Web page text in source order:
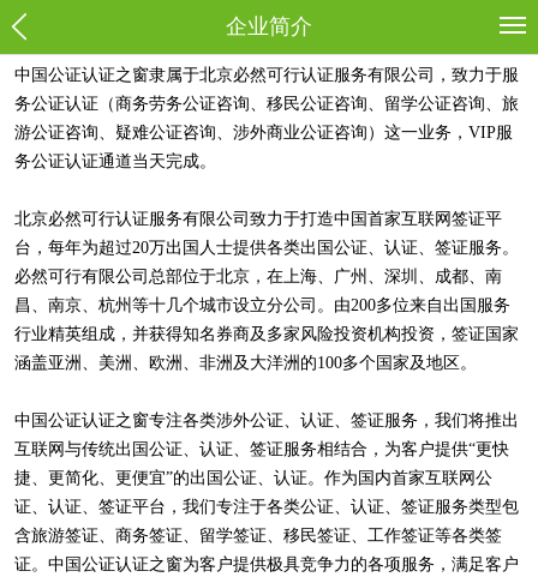
企业简介
中国公证认证之窗隶属于北京必然可行认证服务有限公司， 致力于服
务公证认证（商务劳务公证咨询、移民公证咨询、留学公证咨询、旅
游公证咨询、疑难公证咨询、涉外商业公证咨询）这一业务，VIP服
务公证认证通道当天完成。
北京必然可行认证服务有限公司致力于打造中国首家互联网签证平
台，每年为超过20万出国人士提供各类出国公证、认证、签证服务。
必然可行有限公司总部位于北京，在上海、广州、深圳、成都、南
昌、南京、杭州等十几个城市设立分公司。由200多位来自出国服务
行业精英组成，并获得知名券商及多家风险投资机构投资，签证国家
涵盖亚洲、美洲、欧洲、非洲及大洋洲的100多个国家及地区。
中国公证认证之窗专注各类涉外公证、认证、签证服务，我们将推出
互联网与传统出国公证、认证、签证服务相结合，为客户提供“更快
捷、更简化、更便宜”的出国公证、认证。作为国内首家互联网公
证、认证、签证平台，我们专注于各类公证、认证、签证服务类型包
含旅游签证、商务签证、留学签证、移民签证、工作签证等各类签
证。中国公证认证之窗为客户提供极具竞争力的各项服务，满足客户